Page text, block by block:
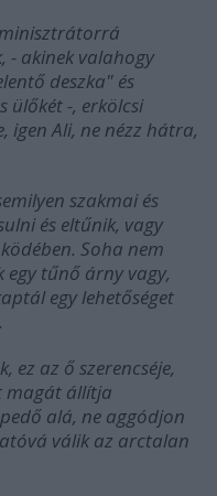
- akinek valahogy
deszka" és
ülőkét -, erkölcsi
igen Ali, ne nézz hátra,
szakmai és
és eltűnik, vagy
Soha nem
egy tűnő árny vagy,
egy lehetőséget
ez az ő szerencséje,
magát állítja
alá, ne aggódjon
válik az arctalan